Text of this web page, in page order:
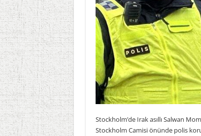
Stockholm’de Irak asıllı Salwan
Stockholm Camisi önünde polis